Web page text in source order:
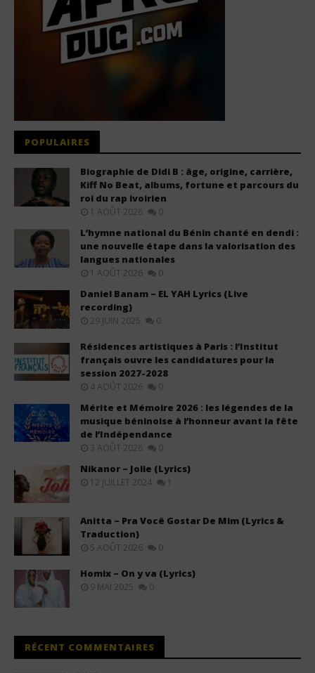
POPULAIRES
Biographie de Didi B : âge, origine, carrière,
Kiff No Beat, albums, fortune et parcours du
roi du rap ivoirien
1 AOÛT 2026 0
L’hymne national du Bénin chanté en dendi :
une nouvelle étape dans la valorisation des
langues nationales
1 AOÛT 2026 0
Daniel Banam – EL YAH Lyrics (Live
recording)
29 JUIN 2025 0
Résidences artistiques à Paris : l’Institut
français ouvre les candidatures pour la
session 2027-2028
4 AOÛT 2026 0
Mérite et Mémoire 2026 : les légendes de la
musique béninoise à l’honneur avant la fête
de l’Indépendance
3 AOÛT 2026 0
Nikanor – Jolie (Lyrics)
12 JUILLET 2024 1
Anitta – Pra Você Gostar De Mim (Lyrics &
Traduction)
5 AOÛT 2026 0
Homix – On y va (Lyrics)
9 MAI 2025 0
RÉCENT COMMENTAIRES